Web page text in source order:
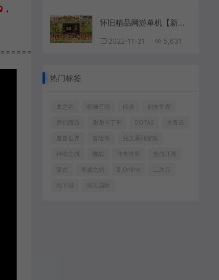
怀旧精品网游单机【新飞飞】虚拟机一键端内置GM命令控制台视频安装教程
2022-11-21 5,631
热门标签
龙之谷 权倾三国 问道 剑侠世界
梦幻西游 跑跑卡丁车 DOTA2 大青云
魔兽世界 冒险岛 完美系列游戏
神谕之战 挑战 传奇世界 热血江湖
复古 卓越之剑 乱Online 二次元
地下城 完美国际